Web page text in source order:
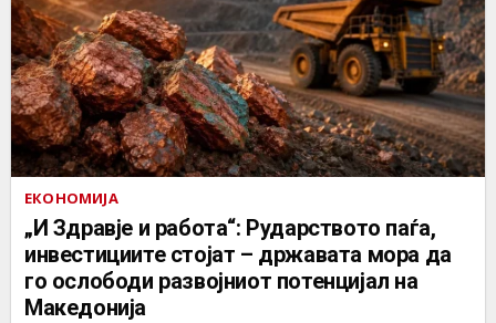
ЕКОНОМИЈА
„И Здравје и работа“: Рударството паѓа,
инвестициите стојат – државата мора да
го ослободи развојниот потенцијал на
Македонија